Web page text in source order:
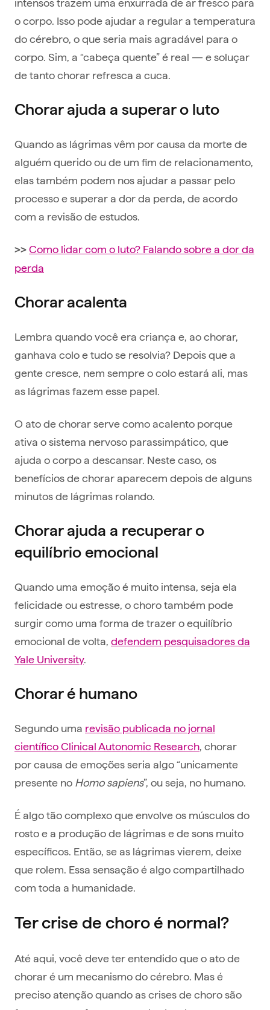
o corpo. Isso pode ajudar a regular a temperatura
do cérebro, o que seria mais agradável para o
corpo. Sim, a “cabeça quente” é real — e soluçar
de tanto chorar refresca a cuca.
Chorar ajuda a superar o luto
Quando as lágrimas vêm por causa da morte de
alguém querido ou de um fim de relacionamento,
elas também podem nos ajudar a passar pelo
processo e superar a dor da perda, de acordo
com a revisão de estudos.
>> Como lidar com o luto? Falando sobre a dor da
perda
Chorar acalenta
Lembra quando você era criança e, ao chorar,
ganhava colo e tudo se resolvia? Depois que a
gente cresce, nem sempre o colo estará ali, mas
as lágrimas fazem esse papel.
O ato de chorar serve como acalento porque
ativa o sistema nervoso parassimpático, que
ajuda o corpo a descansar. Neste caso, os
benefícios de chorar aparecem depois de alguns
minutos de lágrimas rolando.
Chorar ajuda a recuperar o
equilíbrio emocional
Quando uma emoção é muito intensa, seja ela
felicidade ou estresse, o choro também pode
surgir como uma forma de trazer o equilíbrio
emocional de volta, defendem pesquisadores da
Yale University.
Chorar é humano
Segundo uma revisão publicada no jornal
científico Clinical Autonomic Research, chorar
por causa de emoções seria algo “unicamente
presente no Homo sapiens”, ou seja, no humano.
É algo tão complexo que envolve os músculos do
rosto e a produção de lágrimas e de sons muito
específicos. Então, se as lágrimas vierem, deixe
que rolem. Essa sensação é algo compartilhado
com toda a humanidade.
Ter crise de choro é normal?
Até aqui, você deve ter entendido que o ato de
chorar é um mecanismo do cérebro. Mas é
preciso atenção quando as crises de choro são